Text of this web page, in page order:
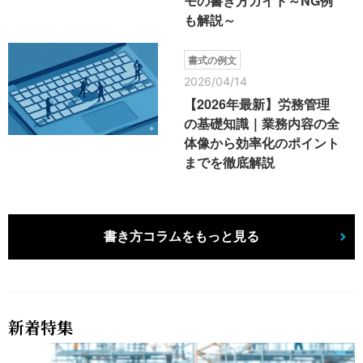
も解説～
書式の例文
2026/04/14
【2026年最新】労務管理
の基礎知識｜業務内容の全
体像から効率化のポイント
までを徹底解説
書き方コラムをもっと見る
新着特集